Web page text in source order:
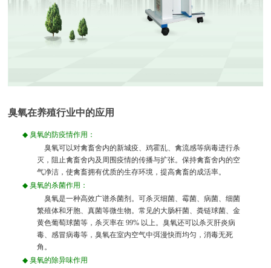
臭氧在养殖行业中的应用
◆ 臭氧的防疫情作用：
臭氧可以对禽畜舍内的新城疫、鸡霍乱、禽流感等病毒进行杀
灭，阻止禽畜舍内及周围疫情的传播与扩张。保持禽畜舍内的空
气净洁，使禽畜拥有优质的生存环境，提高禽畜的成活率。
◆ 臭氧的杀菌作用：
臭氧是一种高效广谱杀菌剂。可杀灭细菌、霉菌、病菌、细菌
繁殖体和牙胞、真菌等微生物。常见的大肠杆菌、粪链球菌、金
黄色葡萄球菌等，杀灭率在 99% 以上。臭氧还可以杀灭肝炎病
毒、感冒病毒等，臭氧在室内空气中弭漫快而均匀，消毒无死
角。
◆ 臭氧的除异味作用